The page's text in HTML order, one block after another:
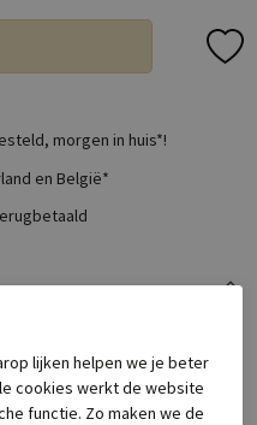
morgen in huis*!
en België*
Lifestyle
f (normaal)
lijken helpen we je beter
cookies werkt de website
functie. Zo maken we de